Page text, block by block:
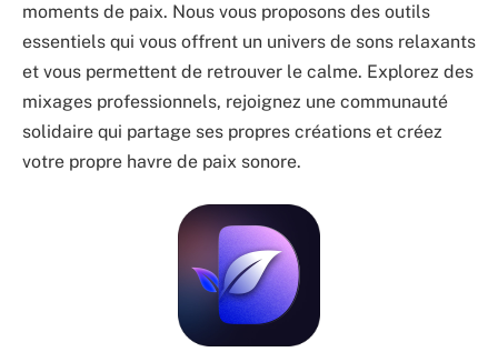
moments de paix. Nous vous proposons des outils
essentiels qui vous offrent un univers de sons relaxants
et vous permettent de retrouver le calme. Explorez des
mixages professionnels, rejoignez une communauté
solidaire qui partage ses propres créations et créez
votre propre havre de paix sonore.